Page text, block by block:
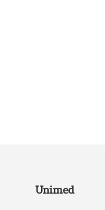
Unimed